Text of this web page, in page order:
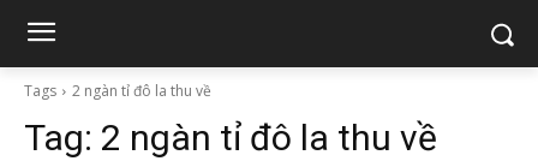
Tags 2 ngàn tỉ đô la thu về
Tag: 2 ngàn tỉ đô la thu về